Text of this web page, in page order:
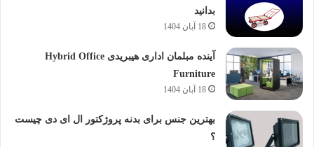
بدانید
18 آبان 1404
آینده مبلمان اداری هیبریدی Hybrid Office
Furniture
18 آبان 1404
بهترین جنس برای بدنه پروژکتور ال ای دی چیست
؟